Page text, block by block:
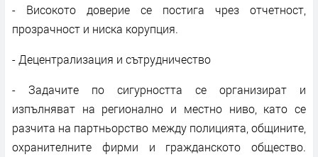
- Високото доверие се постига чрез отчетност,
прозрачност и ниска корупция.
- Децентрализация и сътрудничество
- Задачите по сигурността се организират и
изпълняват на регионално и местно ниво, като се
разчита на партньорство между полицията, общините,
охранителните фирми и гражданското общество.